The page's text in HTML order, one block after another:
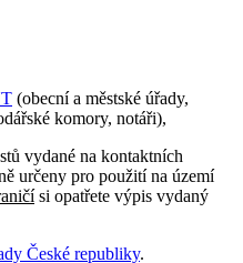
(obecní a městské úřady,
komory, notáři),
vydané na kontaktních
určeny pro použití na území
si opatřete výpis vydaný
České republiky.